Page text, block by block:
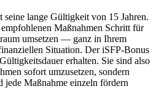
seine lange Gültigkeit von 15 Jahren.
Maßnahmen Schritt für
umsetzen — ganz in Ihrem
Situation. Der iSFP-Bonus
erhalten. Sie sind also
sofort umzusetzen, sondern
jede Maßnahme einzeln fördern